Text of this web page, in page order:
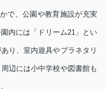
で、公園や教育施設が充実
内には「ドリーム21」とい
り、室内遊具やプラネタリ
辺には小中学校や図書館も